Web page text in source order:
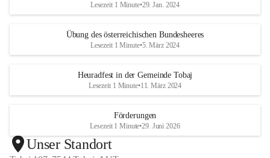
Lesezeit 1 Minute•29. Jan. 2024
Übung des österreichischen Bundesheeres
Lesezeit 1 Minute•5. März 2024
Heuradfest in der Gemeinde Tobaj
Lesezeit 1 Minute•11. März 2024
Förderungen
Lesezeit 1 Minute•29. Juni 2026
Unser Standort